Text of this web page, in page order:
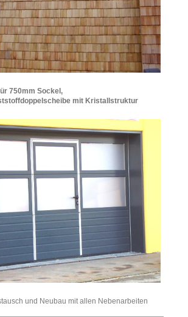
750mm Sockel,
mit Kristallstruktur
und Neubau mit allen Nebenarbeiten